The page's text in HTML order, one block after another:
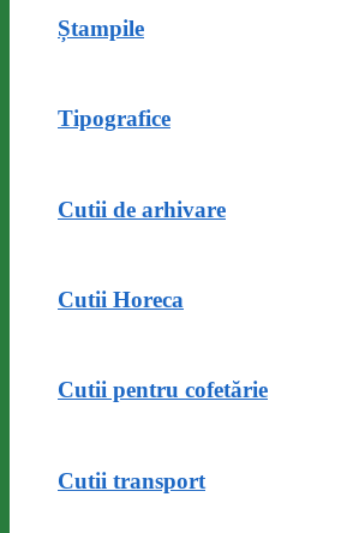
Ștampile
Tipografice
Cutii de arhivare
Cutii Horeca
Cutii pentru cofetărie
Cutii transport